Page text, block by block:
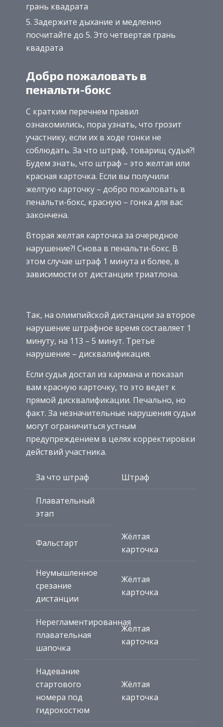
грань квадрата
Задержите дыхание и медленно
посчитайте до 5. Это четвертая грань
квадрата
Добро пожаловать в
пенальти-бокс
С кратким перечнем правил
ознакомились, пора узнать, что грозит
участнику, если их в ходе гонки не
соблюдать. За что штраф, товарищ судья?!
Будем знать, что штраф – это желтая или
красная карточка. Если вы получили
желтую карточку – добро пожаловать в
пенальти-бокс, красную – гонка для вас
закончена.
Вторая желтая карточка за очередное
нарушение?! Снова в пенальти-бокс. В
этом случае штраф 1 минута и более, в
зависимости от дистанции триатлона.
Так, на олимпийской дистанции за второе
нарушение штрафное время составляет 1
минуту, на 113 – 5 минут. Третье
нарушение – дисквалификация.
Если судья достал из кармана и показал
вам красную карточку, то это ведет к
прямой дисквалификации. Печально, но
факт. За незначительные нарушения судьи
могут ограничиться устным
предупреждением в целях корректировки
действий участника.
За что штраф Штраф
Плавательный
этап
Фальстарт
Жёлтая
карточка
Неумышленное
срезание
дистанции
Жёлтая
карточка
Нерегламентированная
плавательная
шапочка
Жёлтая
карточка
Надевание
стартового
номера под
гидрокостюм
Жёлтая
карточка